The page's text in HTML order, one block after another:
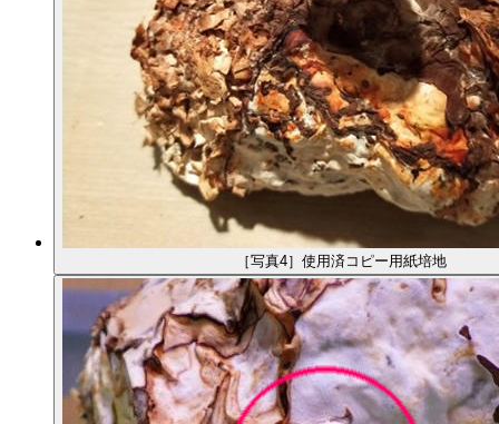
［写真4］使用済コピー用紙培地